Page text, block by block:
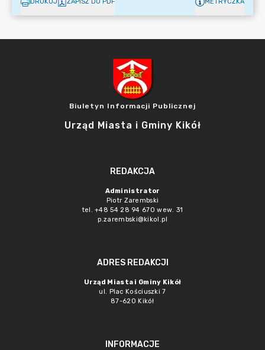
DRUKUJ ZAPISZ DO PDF METRYCZKA
Biuletyn Informacji Publicznej
Urząd Miasta i Gminy Kikół
REDAKCJA
Administrator
Piotr Zarembski
tel. +48 54 28 94 670 wew. 31
p.zarembski@kikol.pl
ADRES REDAKCJI
Urząd Miasta i Gminy Kikół
ul. Plac Kościuszki 7
87-620 Kikół
INFORMACJE